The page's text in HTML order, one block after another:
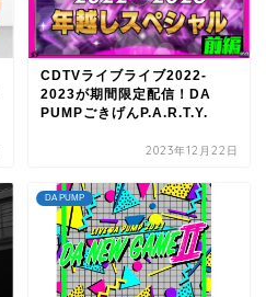
CDTVライブライブ2022-
2023が期間限定配信！DA
PUMPごきげんP.A.R.T.Y.
2023年12月22日
DA PUMP